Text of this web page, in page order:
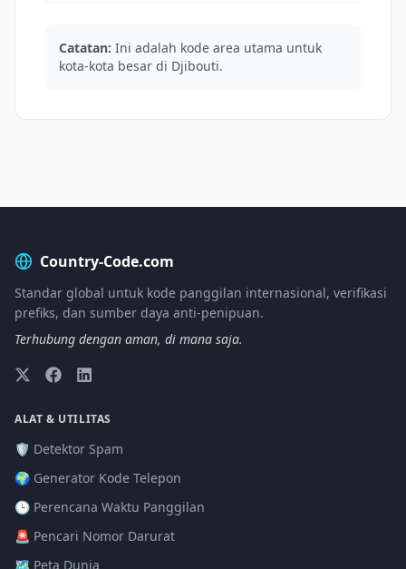
Catatan: Ini adalah kode area utama untuk
kota-kota besar di Djibouti.
Country-Code.com
Standar global untuk kode panggilan internasional, verifikasi
prefiks, dan sumber daya anti-penipuan.
Terhubung dengan aman, di mana saja.
ALAT & UTILITAS
🛡️ Detektor Spam
🌍 Generator Kode Telepon
🕒 Perencana Waktu Panggilan
🚨 Pencari Nomor Darurat
🗺️ Peta Dunia